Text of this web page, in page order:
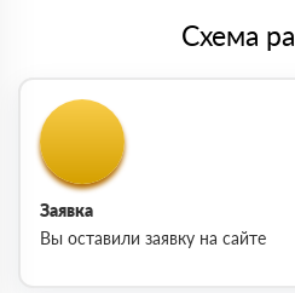
Схема
Заявка
Вы оставили заявку на сайте